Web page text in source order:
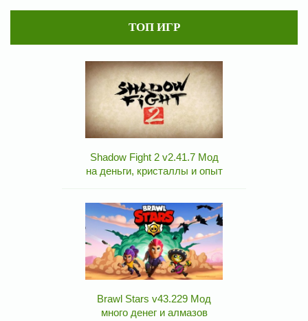
ТОП ИГР
Shadow Fight 2 v2.41.7 Мод
на деньги, кристаллы и опыт
Brawl Stars v43.229 Мод
много денег и алмазов